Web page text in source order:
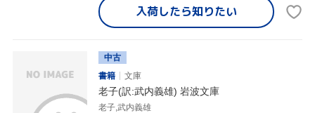
入荷したら知りたい
中古
書籍
文庫
老子(訳:武内義雄) 岩波文庫
老子,武内義雄